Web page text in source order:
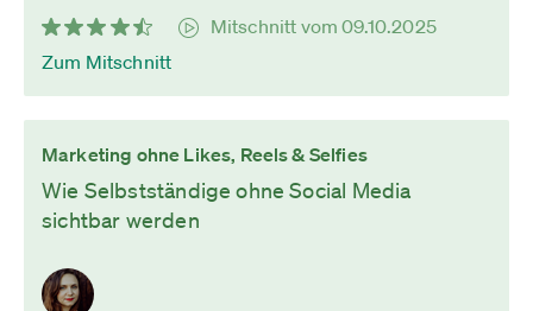
Mitschnitt vom 09.10.2025
Zum Mitschnitt
Marketing ohne Likes, Reels & Selfies
Wie Selbstständige ohne Social Media
sichtbar werden